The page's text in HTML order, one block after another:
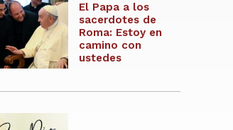
El Papa a los
sacerdotes de
Roma: Estoy en
camino con
ustedes